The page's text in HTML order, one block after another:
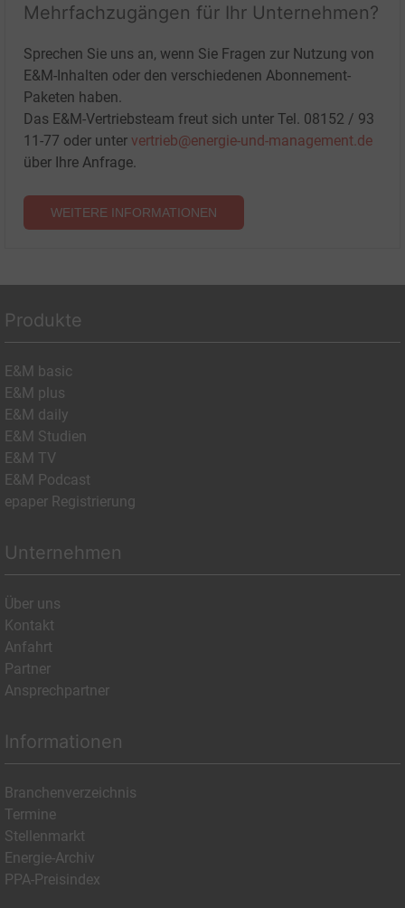
Mehrfachzugängen für Ihr Unternehmen?
Sprechen Sie uns an, wenn Sie Fragen zur Nutzung von
E&M-Inhalten oder den verschiedenen Abonnement-
Paketen haben.
Das E&M-Vertriebsteam freut sich unter Tel. 08152 / 93
11-77 oder unter vertrieb@energie-und-management.de
über Ihre Anfrage.
WEITERE INFORMATIONEN
Produkte
E&M basic
E&M plus
E&M daily
E&M Studien
E&M TV
E&M Podcast
epaper Registrierung
Unternehmen
Über uns
Kontakt
Anfahrt
Partner
Ansprechpartner
Informationen
Branchenverzeichnis
Termine
Stellenmarkt
Energie-Archiv
PPA-Preisindex